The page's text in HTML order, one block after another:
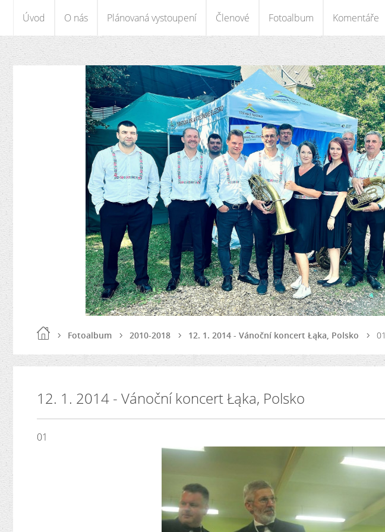
Úvod O nás Plánovaná vystoupení Členové Fotoalbum Komentáře
Fotoalbum 2010-2018 12. 1. 2014 - Vánoční koncert Łąka, Polsko 01
12. 1. 2014 - Vánoční koncert Łąka, Polsko
01